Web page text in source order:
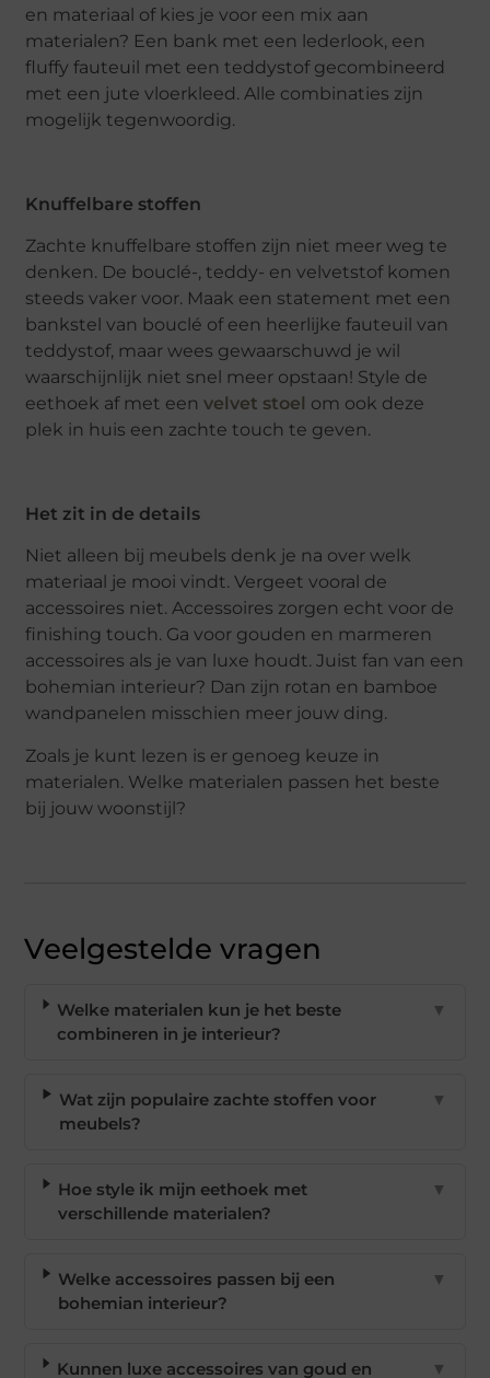
en materiaal of kies je voor een mix aan
materialen? Een bank met een lederlook, een
fluffy fauteuil met een teddystof gecombineerd
met een jute vloerkleed. Alle combinaties zijn
mogelijk tegenwoordig.
Knuffelbare stoffen
Zachte knuffelbare stoffen zijn niet meer weg te
denken. De bouclé-, teddy- en velvetstof komen
steeds vaker voor. Maak een statement met een
bankstel van bouclé of een heerlijke fauteuil van
teddystof, maar wees gewaarschuwd je wil
waarschijnlijk niet snel meer opstaan! Style de
eethoek af met eenvelvet stoel om ook deze
plek in huis een zachte touch te geven.
Het zit in de details
Niet alleen bij meubels denk je na over welk
materiaal je mooi vindt. Vergeet vooral de
accessoires niet. Accessoires zorgen echt voor de
finishing touch. Ga voor gouden en marmeren
accessoires als je van luxe houdt. Juist fan van een
bohemian interieur? Dan zijn rotan en bamboe
wandpanelen misschien meer jouw ding.
Zoals je kunt lezen is er genoeg keuze in
materialen. Welke materialen passen het beste
bij jouw woonstijl?
Veelgestelde vragen
Welke materialen kun je het beste
combineren in je interieur?
▼
Wat zijn populaire zachte stoffen voor
meubels?
▼
Hoe style ik mijn eethoek met
verschillende materialen?
▼
Welke accessoires passen bij een
bohemian interieur?
▼
Kunnen luxe accessoires van goud en ▼